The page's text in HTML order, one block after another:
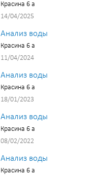
Красина 6 а
14/04/2025
Анализ воды
Красина 6 а
11/04/2024
Анализ воды
Красина 6 а
18/01/2023
Анализ воды
Красина 6 а
08/02/2022
Анализ воды
Красина 6 а